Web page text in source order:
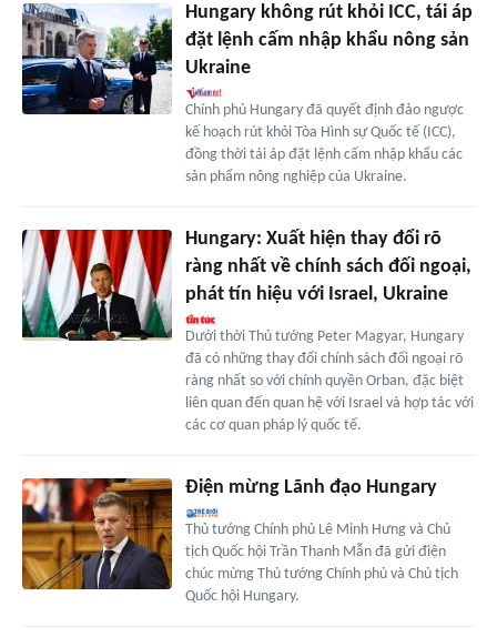
Hungary không rút khỏi ICC, tái áp
đặt lệnh cấm nhập khẩu nông sản
Ukraine
Chính phủ Hungary đã quyết định đảo ngược
kế hoạch rút khỏi Tòa Hình sự Quốc tế (ICC),
đồng thời tái áp đặt lệnh cấm nhập khẩu các
sản phẩm nông nghiệp của Ukraine.
Hungary: Xuất hiện thay đổi rõ
ràng nhất về chính sách đối ngoại,
phát tín hiệu với Israel, Ukraine
Dưới thời Thủ tướng Peter Magyar, Hungary
đã có những thay đổi chính sách đối ngoại rõ
ràng nhất so với chính quyền Orban, đặc biệt
liên quan đến quan hệ với Israel và hợp tác với
các cơ quan pháp lý quốc tế.
Điện mừng Lãnh đạo Hungary
Thủ tướng Chính phủ Lê Minh Hưng và Chủ
tịch Quốc hội Trần Thanh Mẫn đã gửi điện
chúc mừng Thủ tướng Chính phủ và Chủ tịch
Quốc hội Hungary.